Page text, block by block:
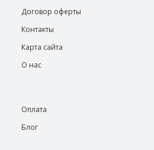
Договор оферты
Контакты
Карта сайта
О нас
Оплата
Блог